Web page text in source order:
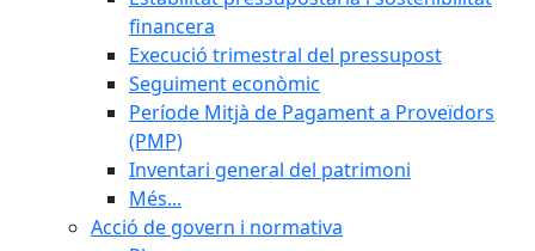
financera
Execució trimestral del pressupost
Seguiment econòmic
Període Mitjà de Pagament a Proveïdors
(PMP)
Inventari general del patrimoni
Més...
Acció de govern i normativa